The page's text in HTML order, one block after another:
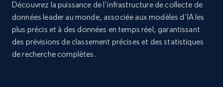
Amazon products global dataset - Collects
products by best sellers category URL
Title, Seller name, Brand, Description, Initial
price, Currency, Availability, Reviews count, and
more.
Découvrez la puissance de l’infrastructure de collecte de
données leader au monde, associée aux modèles d’IA les
plus précis et à des données en temps réel, garantissant
des prévisions de classement précises et des statistiques
de recherche complètes.